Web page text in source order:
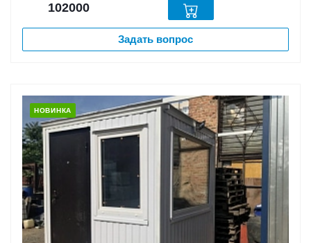
102000
Задать вопрос
НОВИНКА